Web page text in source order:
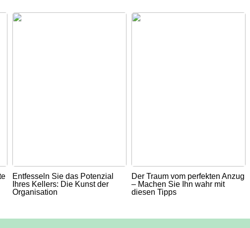
Entfesseln Sie das Potenzial
Ihres Kellers: Die Kunst der
Organisation
Der Traum vom perfekten Anzug
– Machen Sie Ihn wahr mit
diesen Tipps